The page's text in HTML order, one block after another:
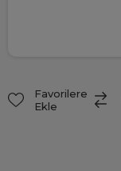
Favorilere
Ekle